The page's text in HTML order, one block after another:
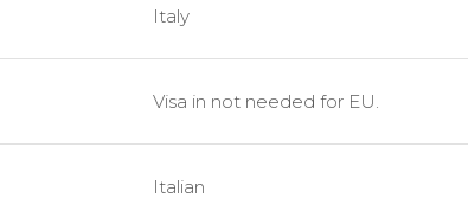
Italy
Visa in not needed for EU.
Italian